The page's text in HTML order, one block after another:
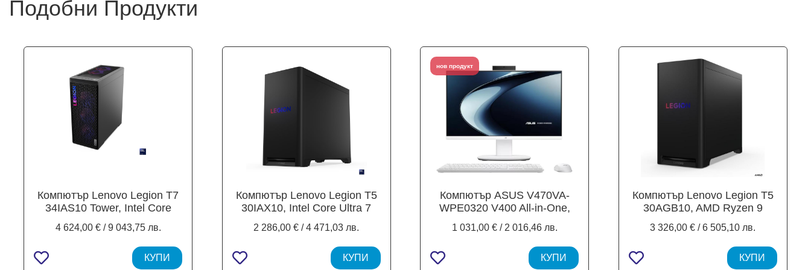
Подобни Продукти
Компютър Lenovo Legion T7
34IAS10 Tower, Intel Core
GHz, 36MB Cache), NVIDIA
RTX 5080 16GB GDDR7,
64GB DDR5 5600 MHz, 2TB
4 624,00 € / 9 043,75 лв.
КУПИ
Компютър Lenovo Legion T5
30IAX10, Intel Core Ultra 7
MB cache), NVIDIA GF RTX
5060 Ti 8GB, 2 x 16GB DDR5
5600MHz SO-DIMM, 1TB
2 286,00 € / 4 471,03 лв.
КУПИ
нов продукт
Компютър ASUS V470VA-
WPE0320 V400 All-in-One,
Glare Display, Intel Core 5
210H 8C (1.6 / 4.8 GHz, 12MB
Cache), 16GB DDR5, 256GB
1 031,00 € / 2 016,46 лв.
КУПИ
Компютър Lenovo Legion T5
30AGB10, AMD Ryzen 9
32M), NVIDIA RTX 5070
12GB GDDR7, 2 x 16 GB
DDR5 5600MHz, 1TB SSD
3 326,00 € / 6 505,10 лв.
КУПИ